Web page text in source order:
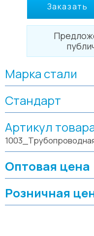
Заказать
Марка стали
Стандарт
Артикул
Оптовая цена
Розничная